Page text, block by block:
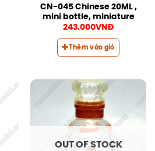
CN-045 Chinese 20ML ,
mini bottle, miniature
243.000VNĐ
Thêm vào giỏ
OUT OF STOCK